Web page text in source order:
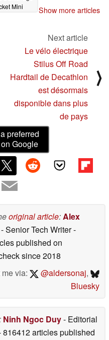
Mini
Show more articles
Next article
Le vélo électrique
Stilus Off Road
Hardtail de Decathlon
est désormais
disponible dans plus
de pays
⟩
preferred
Google
original article:Alex
- Senior Tech Writer-
published on
since 2018
me via:
@aldersonaj,
Bluesky
Ninh Ngoc Duy- Editorial
816412 articles published